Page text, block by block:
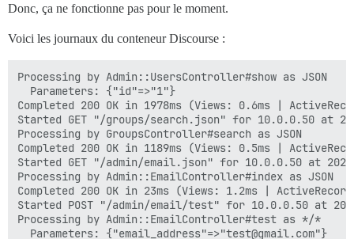
Donc, ça ne fonctionne pas pour le moment.
Voici les journaux du conteneur Discourse :
Processing by Admin::UsersController#show as JSON
  Parameters: {"id"=>"1"}
Completed 200 OK in 1978ms (Views: 0.6ms |
Started GET "/groups/search.json" for 10.0.0.50 at
Processing by GroupsController#search as JSON
Completed 200 OK in 1189ms (Views: 0.5ms |
Started GET "/admin/email.json" for 10.0.0.50 at
Processing by Admin::EmailController#index as JSON
Completed 200 OK in 23ms (Views: 1.2ms |
Started POST "/admin/email/test" for 10.0.0.50 at
Processing by Admin::EmailController#test as */*
  Parameters: {"email_address"=>"test@gmail.com"}